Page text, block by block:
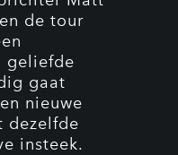
de tour
geliefde
gaat
nieuwe
dezelfde
insteek.